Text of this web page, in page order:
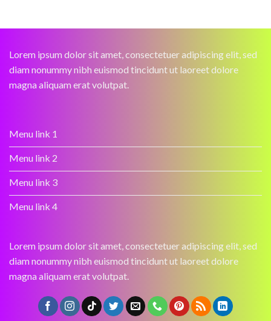
Lorem ipsum dolor sit amet, consectetuer adipiscing elit, sed
diam nonummy nibh euismod tincidunt ut laoreet dolore
magna aliquam erat volutpat.
Menu link 1
Menu link 2
Menu link 3
Menu link 4
Lorem ipsum dolor sit amet, consectetuer adipiscing elit, sed
diam nonummy nibh euismod tincidunt ut laoreet dolore
magna aliquam erat volutpat.